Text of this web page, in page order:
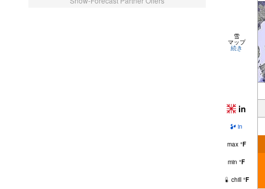
雪
マップ
続き
in
in
max °F
min °F
chill °F